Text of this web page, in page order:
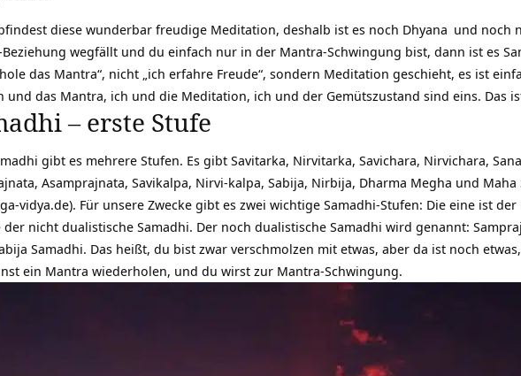
diese wunderbar freudige Meditation, deshalb ist es noch Dhyana und noch
wegfällt und du einfach nur in der Mantra-Schwingung bist, dann ist es
das Mantra“, nicht „ich erfahre Freude“, sondern Meditation geschieht, es ist
und das Mantra, ich und die Meditation, ich und der Gemütszustand sind eins. Das
– erste Stufe
gibt es mehrere Stufen. Es gibt Savitarka, Nirvitarka, Savichara, Nirvichara,
Asamprajnata, Savikalpa, Nirvi-kalpa, Sabija, Nirbija, Dharma Megha und
vidya.de). Für unsere Zwecke gibt es zwei wichtige Samadhi-Stufen: Die eine ist
der nicht dualistische Samadhi. Der noch dualistische Samadhi wird genannt:
Samadhi. Das heißt, du bist zwar verschmolzen mit etwas, aber da ist noch
ein Mantra wiederholen, und du wirst zur Mantra-Schwingung.